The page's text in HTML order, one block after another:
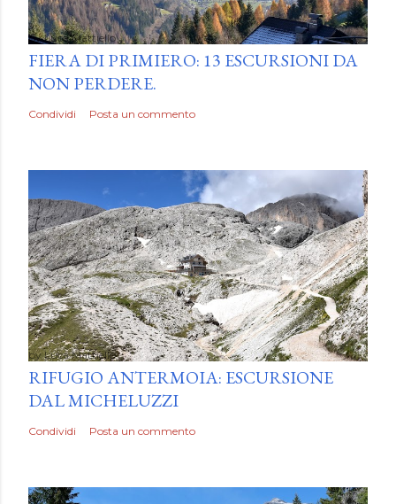
byLuca Mattiello
FIERA DI PRIMIERO: 13 ESCURSIONI DA
NON PERDERE.
Condividi Posta un commento
byLuca Mattiello
RIFUGIO ANTERMOIA: ESCURSIONE
DAL MICHELUZZI
Condividi Posta un commento